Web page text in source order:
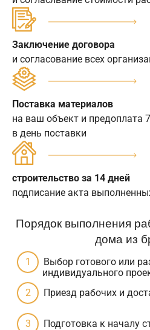
Заключение договора
и согласование всех
Поставка материалов
на ваш объект и предоплата
в день поставки
строительство за 14 дней
подписание акта
Порядок выполнения
дома из
Выбор готового или
индивидуального
Приезд рабочих и
Подготовка к началу